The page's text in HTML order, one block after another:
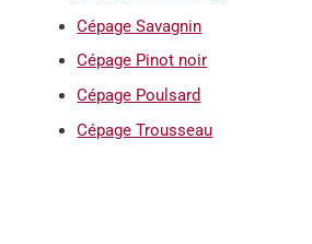
Cépage Savagnin
Cépage Pinot noir
Cépage Poulsard
Cépage Trousseau